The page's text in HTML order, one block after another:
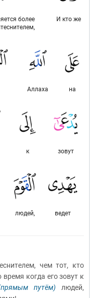
И кто же
более
на
Аллаха
зовут
к
ведет
людей,
чем тот, кто
когда его зовут к
путём) людей,